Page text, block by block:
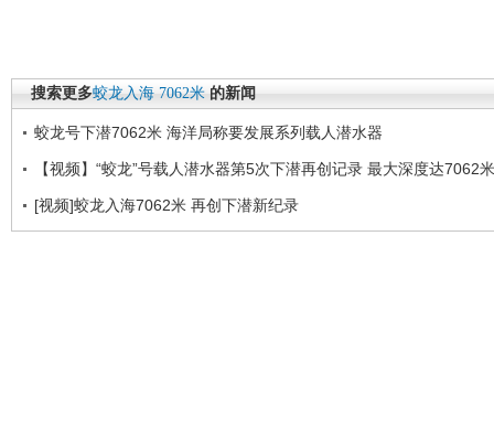
搜索更多蛟龙入海 7062米 的新闻
蛟龙号下潜7062米 海洋局称要发展系列载人潜水器
【视频】“蛟龙”号载人潜水器第5次下潜再创记录 最大深度达7062米
[视频]蛟龙入海7062米 再创下潜新纪录